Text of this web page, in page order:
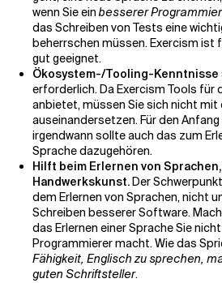
wenn Sie einbesserer
das Schreiben von Tests eine
beherrschen müssen. Exercism ist
gut geeignet.
Ökosystem-/Tooling-Kenntnisse
erforderlich. Da Exercism Tools für
anbietet, müssen Sie sich nicht mit
auseinandersetzen. Für den
irgendwann sollte auch das zum
Sprache dazugehören.
Hilft beim Erlernen von
Handwerkskunst. Der
dem Erlernen von Sprachen, nicht
Schreiben besserer Software.
das Erlernen einer Sprache Sie
Programmierer macht. Wie das
Fähigkeit, Englisch zu sprechen,
guten Schriftsteller.